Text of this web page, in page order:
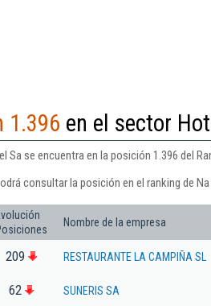
1.396 en el sector
Sa se encuentra en la posición 1.396 del
consultar la posición en el ranking de
Nombre de la empresa
209 RESTAURANTE LA CAMPIÑA SL
62 SUNERIS SA